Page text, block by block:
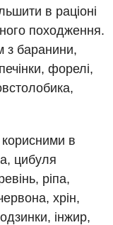
в раціоні
походження.
з баранини,
форелі,
корисними в
цибуля
ріпа,
хрін,
інжир,